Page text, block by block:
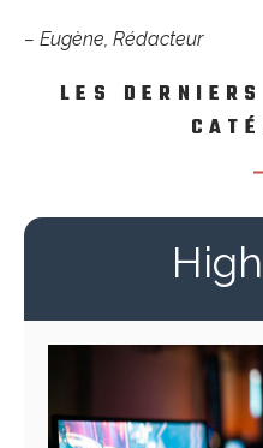
– Eugène, Rédacteur
LES